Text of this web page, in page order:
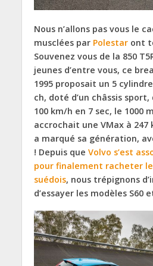
Nous n’allons pas vous le
musclées par Polestaront
Souvenez vous de la 850
jeunes d’entre vous, ce
1995 proposait un 5
ch, doté d’un châssis
100 km/h en 7 sec, le 1000
accrochait une VMax à 247
a marqué sa génération,
! Depuis que Volvo s’est
pour finalement racheter
suédois, nous trépignons
d’essayer les modèles S60